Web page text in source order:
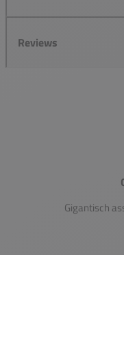
Reviews
Gigantisch